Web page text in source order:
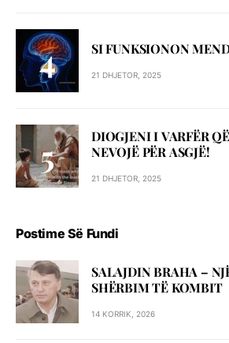
SI FUNKSIONON
21 DHJETOR, 2025
DIOGJENI I VARFËR
NEVOJË PËR ASGJË!
21 DHJETOR, 2025
Postime Së Fundi
SALAJDIN BRAHA –
SHЁRBIM TЁ KOMBIT
14 KORRIK, 2026